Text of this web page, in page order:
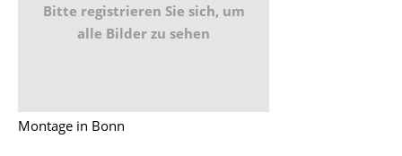
Bitte registrieren Sie sich, um
alle Bilder zu sehen
Montage in Bonn